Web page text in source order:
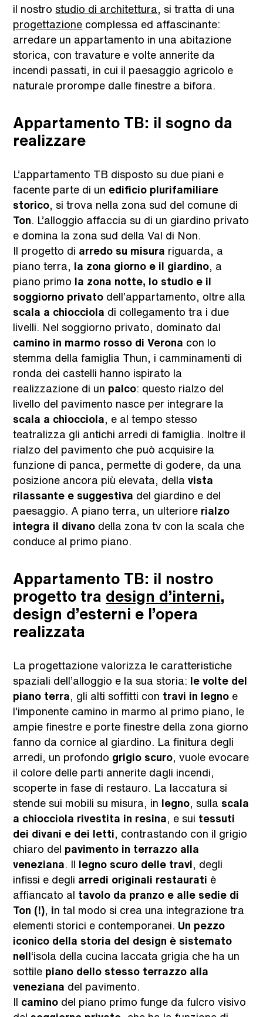
il nostro studio di architettura
, si tratta di una
progettazione complessa ed affascinante:
arredare un appartamento in una abitazione
storica, con travature e volte annerite da
incendi passati, in cui il paesaggio agricolo e
naturale prorompe dalle finestre a bifora.
Appartamento TB: il sogno da
realizzare
L’appartamento TB disposto su due piani e
facente parte di un edificio plurifamiliare
storico , si trova nella zona sud del comune di
Ton . L’alloggio affaccia su di un giardino privato
e domina la zona sud della Val di Non.
Il progetto di arredo su misura riguarda, a
piano terra, la zona giorno e il giardino , a
piano primo la zona notte, lo studio e il
soggiorno privato dell’appartamento, oltre alla
scala a chiocciola di collegamento tra i due
livelli. Nel soggiorno privato, dominato dal
camino in marmo rosso di Verona con lo
stemma della famiglia Thun, i camminamenti di
ronda dei castelli hanno ispirato la
realizzazione di un palco: questo rialzo del
livello del pavimento nasce per integrare la
scala a chiocciola , e al tempo stesso
teatralizza gli antichi arredi di famiglia. Inoltre il
rialzo del pavimento che può acquisire la
funzione di panca, permette di godere, da una
posizione ancora più elevata, dellavista
rilassante e suggestiva del giardino e del
paesaggio. A piano terra, un ulteriore rialzo
integra il divano della zona tv con la scala che
conduce al primo piano.
Appartamento TB: il nostro
progetto tra design d’interni,
design d’esterni e l’opera
realizzata
La progettazione valorizza le caratteristiche
spaziali dell’alloggio e la sua storia: le volte del
piano terra , gli alti soffitti con travi in legno e
l’imponente camino in marmo al primo piano, le
ampie finestre e porte finestre della zona giorno
fanno da cornice al giardino. La finitura degli
arredi, un profondo grigio scuro , vuole evocare
il colore delle parti annerite dagli incendi,
scoperte in fase di restauro. La laccatura si
stende sui mobili su misura, in legno , sulla scala
a chiocciola rivestita in resina , e sui tessuti
dei divani e dei letti , contrastando con il grigio
chiaro del pavimento in terrazzo alla
veneziana . Il legno scuro delle travi , degli
infissi e degli arredi originali restaurati è
affiancato al tavolo da pranzo e alle sedie di
Ton (!)
in tal modo si crea una integrazione tra
elementi storici e contemporanei. Un pezzo
iconico della storia del design è sistemato
nell‘isola della cucina laccata grigia che ha un
sottile piano dello stesso terrazzo alla
veneziana del pavimento.
Il camino del piano primo funge da fulcro visivo